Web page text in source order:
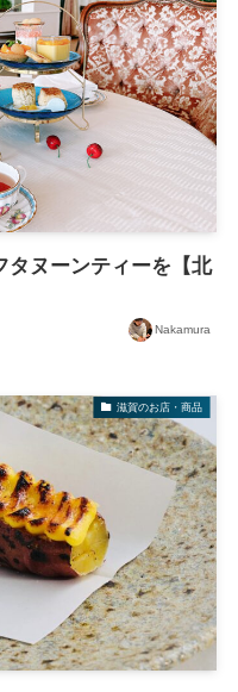
タヌーンティーを【北
Nakamura
滋賀のお店・商品